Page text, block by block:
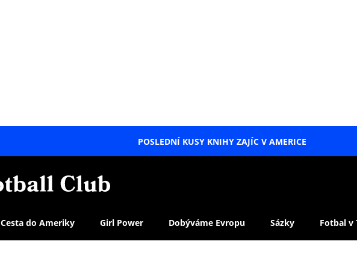
POSLEDNÍ KUSY KNIHY ZAJÍC V AMERICE
Cesta do Ameriky Girl Power Dobýváme Evropu Sázky Fotbal v